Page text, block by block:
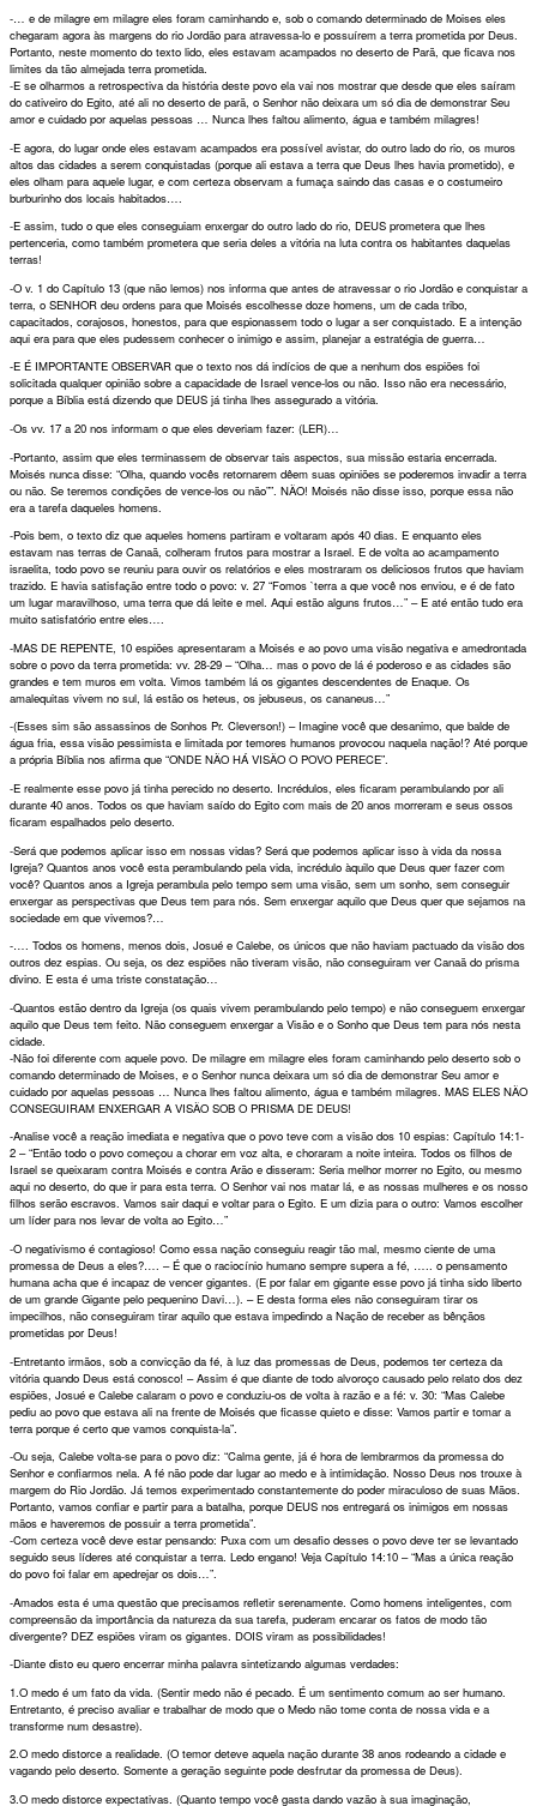
-… e de milagre em milagre eles foram caminhando e, sob o comando determinado de Moises eles
chegaram agora às margens do rio Jordão para atravessa-lo e possuírem a terra prometida por Deus.
Portanto, neste momento do texto lido, eles estavam acampados no deserto de Parã, que ficava nos
limites da tão almejada terra prometida.
-E se olharmos a retrospectiva da história deste povo ela vai nos mostrar que desde que eles saíram
do cativeiro do Egito, até ali no deserto de parã, o Senhor não deixara um só dia de demonstrar Seu
amor e cuidado por aquelas pessoas … Nunca lhes faltou alimento, água e também milagres!
-E agora, do lugar onde eles estavam acampados era possível avistar, do outro lado do rio, os muros
altos das cidades a serem conquistadas (porque ali estava a terra que Deus lhes havia prometido), e
eles olham para aquele lugar, e com certeza observam a fumaça saindo das casas e o costumeiro
burburinho dos locais habitados….
-E assim, tudo o que eles conseguiam enxergar do outro lado do rio, DEUS prometera que lhes
pertenceria, como também prometera que seria deles a vitória na luta contra os habitantes daquelas
terras!
-O v. 1 do Capítulo 13 (que não lemos) nos informa que antes de atravessar o rio Jordão e conquistar a
terra, o SENHOR deu ordens para que Moisés escolhesse doze homens, um de cada tribo,
capacitados, corajosos, honestos, para que espionassem todo o lugar a ser conquistado. E a intenção
aqui era para que eles pudessem conhecer o inimigo e assim, planejar a estratégia de guerra…
-E É IMPORTANTE OBSERVAR que o texto nos dá indícios de que a nenhum dos espiões foi
solicitada qualquer opinião sobre a capacidade de Israel vence-los ou não. Isso não era necessário,
porque a Bíblia está dizendo que DEUS já tinha lhes assegurado a vitória.
-Os vv. 17 a 20 nos informam o que eles deveriam fazer: (LER)…
-Portanto, assim que eles terminassem de observar tais aspectos, sua missão estaria encerrada.
Moisés nunca disse: “Olha, quando vocês retornarem dêem suas opiniões se poderemos invadir a terra
ou não. Se teremos condições de vence-los ou não””. NÃO! Moisés não disse isso, porque essa não
era a tarefa daqueles homens.
-Pois bem, o texto diz que aqueles homens partiram e voltaram após 40 dias. E enquanto eles
estavam nas terras de Canaã, colheram frutos para mostrar a Israel. E de volta ao acampamento
israelita, todo povo se reuniu para ouvir os relatórios e eles mostraram os deliciosos frutos que haviam
trazido. E havia satisfação entre todo o povo: v. 27 “Fomos `terra a que você nos enviou, e é de fato
um lugar maravilhoso, uma terra que dá leite e mel. Aqui estão alguns frutos…” – E até então tudo era
muito satisfatório entre eles….
-MAS DE REPENTE, 10 espiões apresentaram a Moisés e ao povo uma visão negativa e amedrontada
sobre o povo da terra prometida: vv. 28-29 – “Olha… mas o povo de lá é poderoso e as cidades são
grandes e tem muros em volta. Vimos também lá os gigantes descendentes de Enaque. Os
amalequitas vivem no sul, lá estão os heteus, os jebuseus, os cananeus…”
-(Esses sim são assassinos de Sonhos Pr. Cleverson!) – Imagine você que desanimo, que balde de
água fria, essa visão pessimista e limitada por temores humanos provocou naquela nação!? Até porque
a própria Bíblia nos afirma que “ONDE NÃO HÁ VISÃO O POVO PERECE”.
-E realmente esse povo já tinha perecido no deserto. Incrédulos, eles ficaram perambulando por ali
durante 40 anos. Todos os que haviam saído do Egito com mais de 20 anos morreram e seus ossos
ficaram espalhados pelo deserto.
-Será que podemos aplicar isso em nossas vidas? Será que podemos aplicar isso à vida da nossa
Igreja? Quantos anos você esta perambulando pela vida, incrédulo àquilo que Deus quer fazer com
você? Quantos anos a Igreja perambula pelo tempo sem uma visão, sem um sonho, sem conseguir
enxergar as perspectivas que Deus tem para nós. Sem enxergar aquilo que Deus quer que sejamos na
sociedade em que vivemos?…
-…. Todos os homens, menos dois, Josué e Calebe, os únicos que não haviam pactuado da visão dos
outros dez espias. Ou seja, os dez espiões não tiveram visão, não conseguiram ver Canaã do prisma
divino. E esta é uma triste constatação…
-Quantos estão dentro da Igreja (os quais vivem perambulando pelo tempo) e não conseguem enxergar
aquilo que Deus tem feito. Não conseguem enxergar a Visão e o Sonho que Deus tem para nós nesta
cidade.
-Não foi diferente com aquele povo. De milagre em milagre eles foram caminhando pelo deserto sob o
comando determinado de Moises, e o Senhor nunca deixara um só dia de demonstrar Seu amor e
cuidado por aquelas pessoas … Nunca lhes faltou alimento, água e também milagres. MAS ELES NÃO
CONSEGUIRAM ENXERGAR A VISÃO SOB O PRISMA DE DEUS!
-Analise você a reação imediata e negativa que o povo teve com a visão dos 10 espias: Capítulo 14:1-
2 – “Então todo o povo começou a chorar em voz alta, e choraram a noite inteira. Todos os filhos de
Israel se queixaram contra Moisés e contra Arão e disseram: Seria melhor morrer no Egito, ou mesmo
aqui no deserto, do que ir para esta terra. O Senhor vai nos matar lá, e as nossas mulheres e os nosso
filhos serão escravos. Vamos sair daqui e voltar para o Egito. E um dizia para o outro: Vamos escolher
um líder para nos levar de volta ao Egito…”
-O negativismo é contagioso! Como essa nação conseguiu reagir tão mal, mesmo ciente de uma
promessa de Deus a eles?…. – É que o raciocínio humano sempre supera a fé, ….. o pensamento
humana acha que é incapaz de vencer gigantes. (E por falar em gigante esse povo já tinha sido liberto
de um grande Gigante pelo pequenino Davi…). – E desta forma eles não conseguiram tirar os
impecilhos, não conseguiram tirar aquilo que estava impedindo a Nação de receber as bênçãos
prometidas por Deus!
-Entretanto irmãos, sob a convicção da fé, à luz das promessas de Deus, podemos ter certeza da
vitória quando Deus está conosco! – Assim é que diante de todo alvoroço causado pelo relato dos dez
espiões, Josué e Calebe calaram o povo e conduziu-os de volta à razão e a fé: v. 30: “Mas Calebe
pediu ao povo que estava ali na frente de Moisés que ficasse quieto e disse: Vamos partir e tomar a
terra porque é certo que vamos conquista-la”.
-Ou seja, Calebe volta-se para o povo diz: “Calma gente, já é hora de lembrarmos da promessa do
Senhor e confiarmos nela. A fé não pode dar lugar ao medo e à intimidação. Nosso Deus nos trouxe à
margem do Rio Jordão. Já temos experimentado constantemente do poder miraculoso de suas Mãos.
Portanto, vamos confiar e partir para a batalha, porque DEUS nos entregará os inimigos em nossas
mãos e haveremos de possuir a terra prometida”.
-Com certeza você deve estar pensando: Puxa com um desafio desses o povo deve ter se levantado
seguido seus líderes até conquistar a terra. Ledo engano! Veja Capítulo 14:10 – “Mas a única reação
do povo foi falar em apedrejar os dois…”.
-Amados esta é uma questão que precisamos refletir serenamente. Como homens inteligentes, com
compreensão da importância da natureza da sua tarefa, puderam encarar os fatos de modo tão
divergente? DEZ espiões viram os gigantes. DOIS viram as possibilidades!
-Diante disto eu quero encerrar minha palavra sintetizando algumas verdades:
1.O medo é um fato da vida. (Sentir medo não é pecado. É um sentimento comum ao ser humano.
Entretanto, é preciso avaliar e trabalhar de modo que o Medo não tome conta de nossa vida e a
transforme num desastre).
2.O medo distorce a realidade. (O temor deteve aquela nação durante 38 anos rodeando a cidade e
vagando pelo deserto. Somente a geração seguinte pode desfrutar da promessa de Deus).
3.O medo distorce expectativas. (Quanto tempo você gasta dando vazão à sua imaginação,